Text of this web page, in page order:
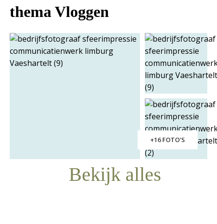
thema Vloggen
+16 FOTO'S
Bekijk alles